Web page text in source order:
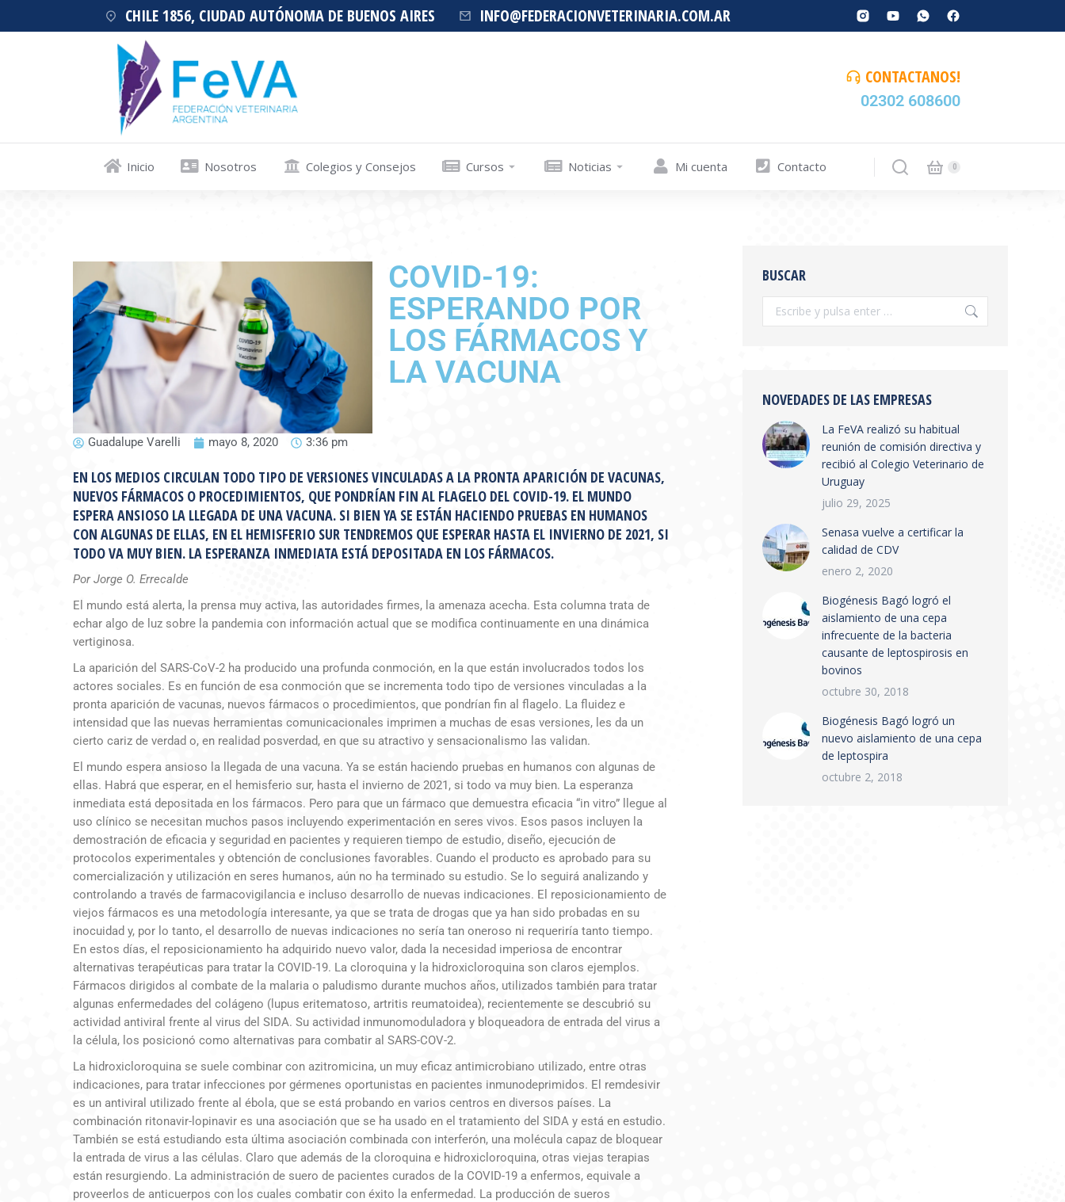
CHILE 1856, CIUDAD AUTÓNOMA DE BUENOS AIRES INFO@FEDERACIONVETERINARIA.COM.AR
CONTACTANOS!
02302 608600
Inicio Nosotros Colegios y Consejos Cursos Noticias Mi cuenta Contacto
Guadalupe Varelli mayo 8, 2020 3:36 pm
COVID-19:
ESPERANDO POR
LOS FÁRMACOS Y
LA VACUNA
EN LOS MEDIOS CIRCULAN TODO TIPO DE VERSIONES VINCULADAS A LA PRONTA APARICIÓN DE VACUNAS,
NUEVOS FÁRMACOS O PROCEDIMIENTOS, QUE PONDRÍAN FIN AL FLAGELO DEL COVID-19. EL MUNDO
ESPERA ANSIOSO LA LLEGADA DE UNA VACUNA. SI BIEN YA SE ESTÁN HACIENDO PRUEBAS EN HUMANOS
CON ALGUNAS DE ELLAS, EN EL HEMISFERIO SUR TENDREMOS QUE ESPERAR HASTA EL INVIERNO DE 2021, SI
TODO VA MUY BIEN. LA ESPERANZA INMEDIATA ESTÁ DEPOSITADA EN LOS FÁRMACOS.
Por Jorge O. Errecalde
El mundo está alerta, la prensa muy activa, las autoridades firmes, la amenaza acecha. Esta columna trata de
echar algo de luz sobre la pandemia con información actual que se modifica continuamente en una dinámica
vertiginosa.
La aparición del SARS-CoV-2 ha producido una profunda conmoción, en la que están involucrados todos los
actores sociales. Es en función de esa conmoción que se incrementa todo tipo de versiones vinculadas a la
pronta aparición de vacunas, nuevos fármacos o procedimientos, que pondrían fin al flagelo. La fluidez e
intensidad que las nuevas herramientas comunicacionales imprimen a muchas de esas versiones, les da un
cierto cariz de verdad o, en realidad posverdad, en que su atractivo y sensacionalismo las validan.
El mundo espera ansioso la llegada de una vacuna. Ya se están haciendo pruebas en humanos con algunas de
ellas. Habrá que esperar, en el hemisferio sur, hasta el invierno de 2021, si todo va muy bien. La esperanza
inmediata está depositada en los fármacos. Pero para que un fármaco que demuestra eficacia “in vitro” llegue al
uso clínico se necesitan muchos pasos incluyendo experimentación en seres vivos. Esos pasos incluyen la
demostración de eficacia y seguridad en pacientes y requieren tiempo de estudio, diseño, ejecución de
protocolos experimentales y obtención de conclusiones favorables. Cuando el producto es aprobado para su
comercialización y utilización en seres humanos, aún no ha terminado su estudio. Se lo seguirá analizando y
controlando a través de farmacovigilancia e incluso desarrollo de nuevas indicaciones. El reposicionamiento de
viejos fármacos es una metodología interesante, ya que se trata de drogas que ya han sido probadas en su
inocuidad y, por lo tanto, el desarrollo de nuevas indicaciones no sería tan oneroso ni requeriría tanto tiempo.
En estos días, el reposicionamiento ha adquirido nuevo valor, dada la necesidad imperiosa de encontrar
alternativas terapéuticas para tratar la COVID-19. La cloroquina y la hidroxicloroquina son claros ejemplos.
Fármacos dirigidos al combate de la malaria o paludismo durante muchos años, utilizados también para tratar
algunas enfermedades del colágeno (lupus eritematoso, artritis reumatoidea), recientemente se descubrió su
actividad antiviral frente al virus del SIDA. Su actividad inmunomoduladora y bloqueadora de entrada del virus a
la célula, los posicionó como alternativas para combatir al SARS-COV-2.
La hidroxicloroquina se suele combinar con azitromicina, un muy eficaz antimicrobiano utilizado, entre otras
indicaciones, para tratar infecciones por gérmenes oportunistas en pacientes inmunodeprimidos. El remdesivir
es un antiviral utilizado frente al ébola, que se está probando en varios centros en diversos países. La
combinación ritonavir-lopinavir es una asociación que se ha usado en el tratamiento del SIDA y está en estudio.
También se está estudiando esta última asociación combinada con interferón, una molécula capaz de bloquear
la entrada de virus a las células. Claro que además de la cloroquina e hidroxicloroquina, otras viejas terapias
están resurgiendo. La administración de suero de pacientes curados de la COVID-19 a enfermos, equivale a
proveerlos de anticuerpos con los cuales combatir con éxito la enfermedad. La producción de sueros
BUSCAR
NOVEDADES DE LAS EMPRESAS
La FeVA realizó su habitual
reunión de comisión directiva y
recibió al Colegio Veterinario de
Uruguay
julio 29, 2025
Senasa vuelve a certificar la
calidad de CDV
enero 2, 2020
Biogénesis Bagó logró el
aislamiento de una cepa
infrecuente de la bacteria
causante de leptospirosis en
bovinos
octubre 30, 2018
Biogénesis Bagó logró un
nuevo aislamiento de una cepa
de leptospira
octubre 2, 2018